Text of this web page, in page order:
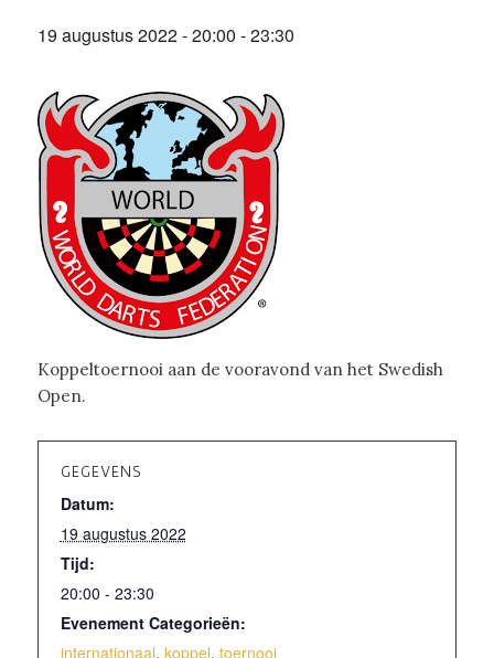
19 augustus 2022 - 20:00 -23:30
Koppeltoernooi aan de vooravond van het Swedish
Open.
GEGEVENS
Datum:
19 augustus 2022
Tijd:
20:00 - 23:30
Evenement Categorieën:
internationaal, koppel, toernooi